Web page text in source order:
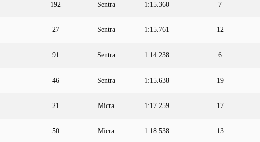
192 Sentra 1:15.360 7
27 Sentra 1:15.761 12
91 Sentra 1:14.238 6
46 Sentra 1:15.638 19
21 Micra 1:17.259 17
50 Micra 1:18.538 13